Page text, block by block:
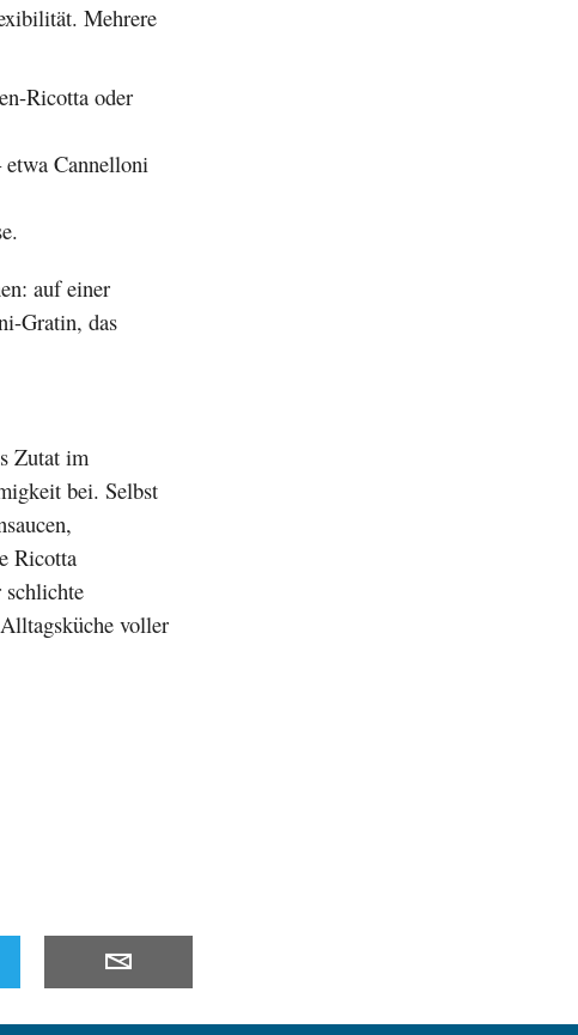
Mehrere
Ricotta oder
Cannelloni
auf einer
Gratin, das
Zutat im
bei. Selbst
Ricotta
schlichte
voller